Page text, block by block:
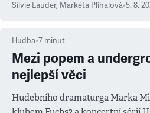
Silvie Lauder, Markéta Plíhalová•5. 8.
Hudba•7 minut
Mezi popem a
nejlepší věci
Hudebního dramaturga Marka